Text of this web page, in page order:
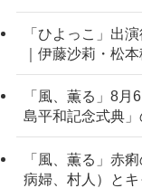
「ひよっこ」出
｜伊藤沙莉・松
「風、薫る」8
島平和記念式典
「風、薫る」赤
病婦、村人）と